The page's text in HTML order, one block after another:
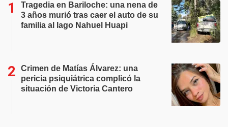
Tragedia en Bariloche: una nena de
3 años murió tras caer el auto de su
familia al lago Nahuel Huapi
Crimen de Matías Álvarez: una
pericia psiquiátrica complicó la
situación de Victoria Cantero